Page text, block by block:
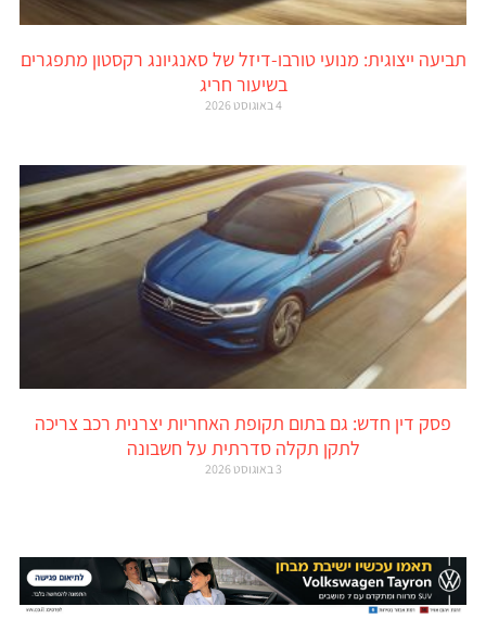
תביעה ייצוגית: מנועי טורבו-דיזל של סאנגיונג רקסטון מתפגרים
בשיעור חריג
4 באוגוסט 2026
פסק דין חדש: גם בתום תקופת האחריות יצרנית רכב צריכה
לתקן תקלה סדרתית על חשבונה
3 באוגוסט 2026